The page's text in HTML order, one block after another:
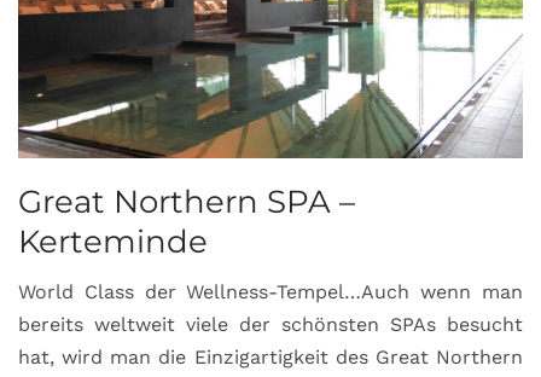
Great Northern SPA –
Kerteminde
World Class der Wellness-Tempel…Auch wenn man
bereits weltweit viele der schönsten SPAs besucht
hat, wird man die Einzigartigkeit des Great Northern